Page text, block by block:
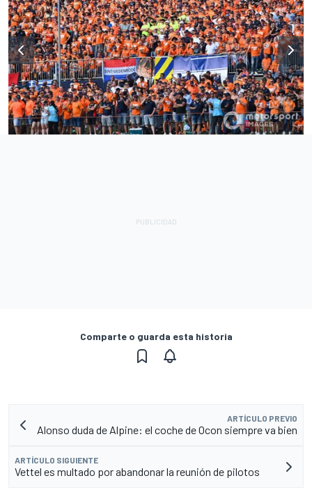
Comparte o guarda esta historia
ARTÍCULO PREVIO
Alonso duda de Alpine: el coche de Ocon siempre va bien
ARTÍCULO SIGUIENTE
Vettel es multado por abandonar la reunión de pilotos